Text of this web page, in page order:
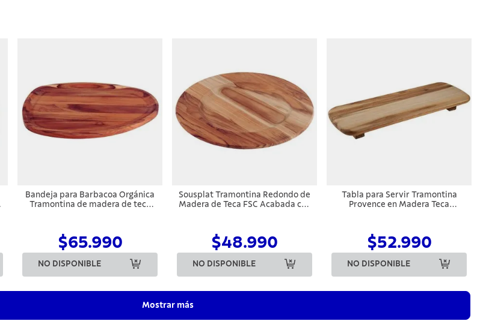
Bandeja para Barbacoa Orgánica
Tramontina de madera de teca
$65.990
NO DISPONIBLE
Sousplat Tramontina Redondo de
Madera de Teca FSC Acabada con
$48.990
NO DISPONIBLE
Tabla para Servir Tramontina
Provence en Madera Teca
$52.990
NO DISPONIBLE
Mostrar más